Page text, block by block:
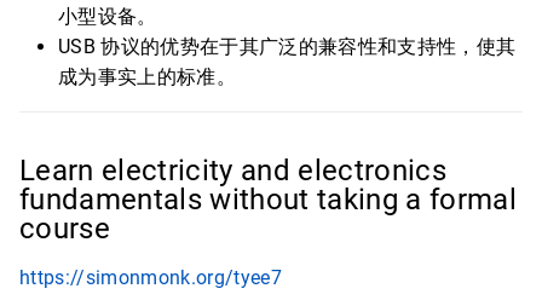
小型设备。
USB 协议的优势在于其广泛的兼容性和支持性，使其
成为事实上的标准。
Learn electricity and electronics
fundamentals without taking a formal
course
https://simonmonk.org/tyee7